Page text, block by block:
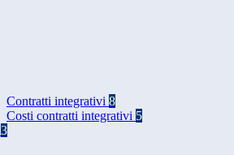
Contratti integrativi 8
Costi contratti integrativi 5
3